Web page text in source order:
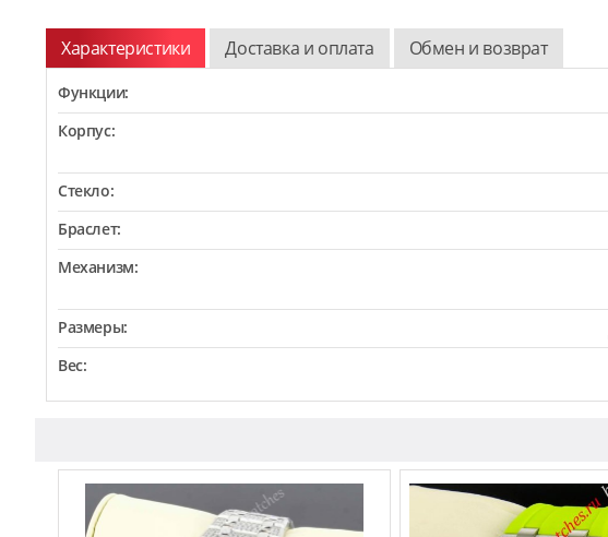
Характеристики Доставка и оплата Обмен и возврат
Функции:
Корпус:
Стекло:
Браслет:
Механизм:
Размеры:
Вес: